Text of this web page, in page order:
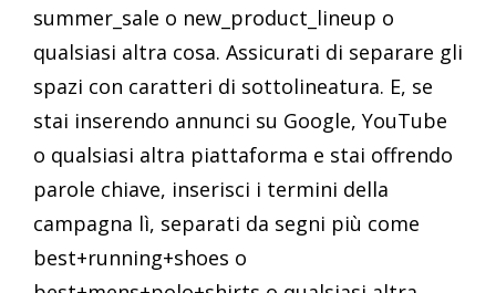
summer_sale o new_product_lineup o
qualsiasi altra cosa. Assicurati di separare gli
spazi con caratteri di sottolineatura. E, se
stai inserendo annunci su Google, YouTube
o qualsiasi altra piattaforma e stai offrendo
parole chiave, inserisci i termini della
campagna lì, separati da segni più come
best+running+shoes o